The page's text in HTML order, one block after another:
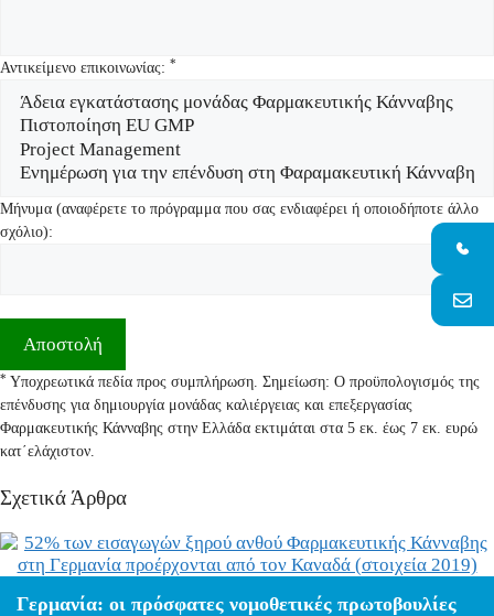
Αντικείμενο επικοινωνίας: *
Μήνυμα (αναφέρετε το πρόγραμμα που σας ενδιαφέρει ή οποιοδήποτε άλλο
σχόλιο):
* Υποχρεωτικά πεδία προς συμπλήρωση. Σημείωση: Ο προϋπολογισμός της
επένδυσης για δημιουργία μονάδας καλιέργειας και επεξεργασίας
Φαρμακευτικής Κάνναβης στην Ελλάδα εκτιμάται στα 5 εκ. έως 7 εκ. ευρώ
κατ΄ελάχιστον.
Σχετικά Άρθρα
Γερμανία: οι πρόσφατες νομοθετικές πρωτοβουλίες